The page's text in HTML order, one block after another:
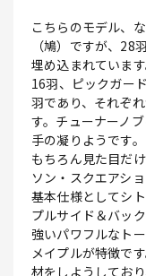
こちらのモデル、
（鳩）ですが、28
埋め込まれていま
16羽、ピックガー
羽であり、それぞ
す。チューナーノ
手の凝りようです。
もちろん見た目だ
ソン・スクエアシ
基本仕様としてシ
プルサイド＆バッ
強いパワフルなト
メイプルが特徴で
材をしようしてお